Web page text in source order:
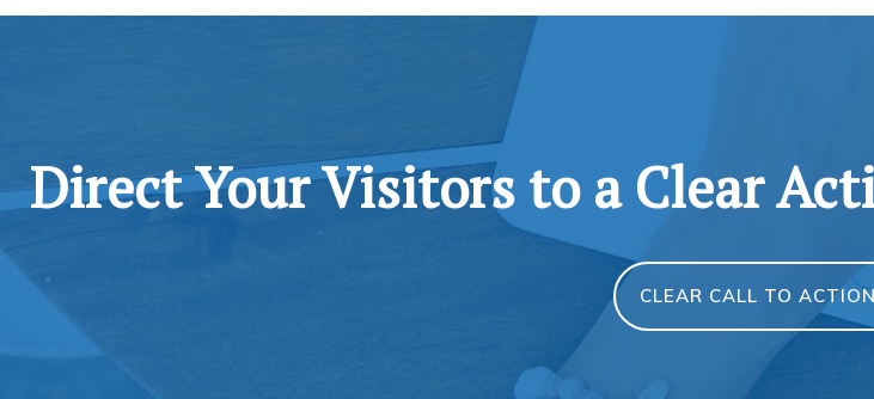
Direct Your Visitors to a Clear
CLEAR CALL TO